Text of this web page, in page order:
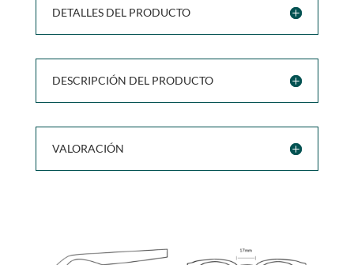
DETALLES DEL PRODUCTO
DESCRIPCIÓN DEL PRODUCTO
VALORACIÓN